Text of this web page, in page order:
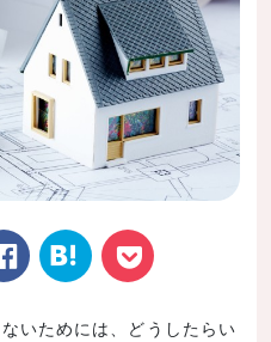
いためには、どうしたらい